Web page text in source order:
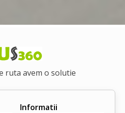
ruta avem o solutie
Informatii